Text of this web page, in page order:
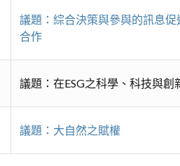
議題：綜合決策與參與的訊息
合作
議題：在ESG之科學、科技與
議題：大自然之賦權